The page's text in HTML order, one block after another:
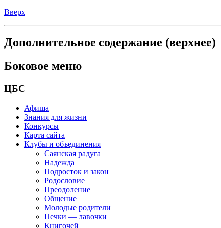
Вверх
Дополнительное содержание (верхнее)
Боковое меню
ЦБС
Афиша
Знания для жизни
Конкурсы
Карта сайта
Клубы и объединения
Саянская радуга
Надежда
Подросток и закон
Родословие
Преодоление
Общение
Молодые родители
Печки — лавочки
Книгочей